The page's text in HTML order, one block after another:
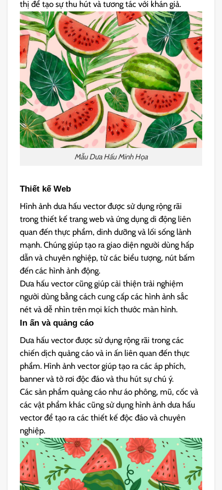
thị để tạo sự thu hút và tương tác với khán giả.
Mẫu Dưa Hấu Minh Họa
Thiết kế Web
Hình ảnh dưa hấu vector được sử dụng rộng rãi
trong thiết kế trang web và ứng dụng di động liên
quan đến thực phẩm, dinh dưỡng và lối sống lành
mạnh. Chúng giúp tạo ra giao diện người dùng hấp
dẫn và chuyên nghiệp, từ các biểu tượng, nút bấm
đến các hình ảnh động.
Dưa hấu vector cũng giúp cải thiện trải nghiệm
người dùng bằng cách cung cấp các hình ảnh sắc
nét và dễ nhìn trên mọi kích thước màn hình.
In ấn và quảng cáo
Dưa hấu vector được sử dụng rộng rãi trong các
chiến dịch quảng cáo và in ấn liên quan đến thực
phẩm. Hình ảnh vector giúp tạo ra các áp phích,
banner và tờ rơi độc đáo và thu hút sự chú ý.
Các sản phẩm quảng cáo như áo phông, mũ, cốc và
các vật phẩm khác cũng sử dụng hình ảnh dưa hấu
vector để tạo ra các thiết kế độc đáo và chuyên
nghiệp.